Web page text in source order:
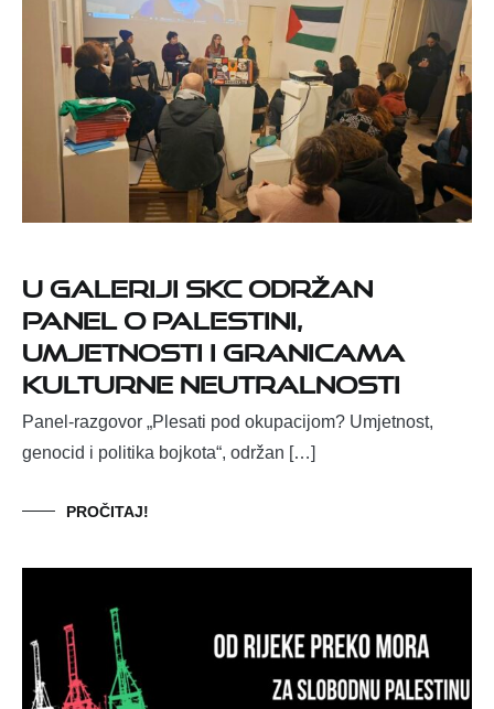
U Galeriji SKC održan
panel o Palestini,
umjetnosti i granicama
kulturne neutralnosti
Panel-razgovor „Plesati pod okupacijom? Umjetnost,
genocid i politika bojkota“, održan […]
PROČITAJ!